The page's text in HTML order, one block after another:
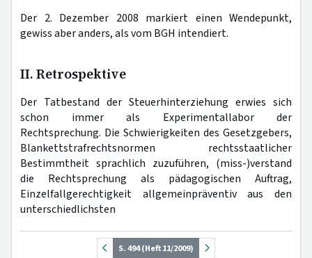
Der 2. Dezember 2008 markiert einen Wendepunkt,
gewiss aber anders, als vom BGH intendiert.
II. Retrospektive
Der Tatbestand der Steuerhinterziehung erwies sich
schon immer als Experimentallabor der
Rechtsprechung. Die Schwierigkeiten des Gesetzgebers,
Blankettstrafrechtsnormen rechtsstaatlicher
Bestimmtheit sprachlich zuzuführen, (miss-)verstand
die Rechtsprechung als pädagogischen Auftrag,
Einzelfallgerechtigkeit allgemeinpräventiv aus den
unterschiedlichsten
S. 494 (Heft 11/2009)